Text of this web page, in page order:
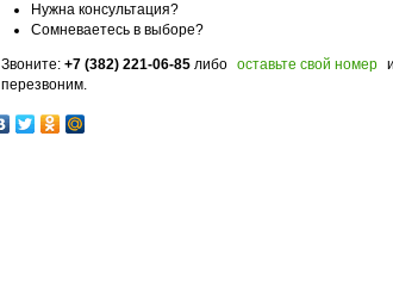
Нужна консультация?
Сомневаетесь в выборе?
Звоните: +7 (382) 221-06-85 либо оставьте свой номер
перезвоним.